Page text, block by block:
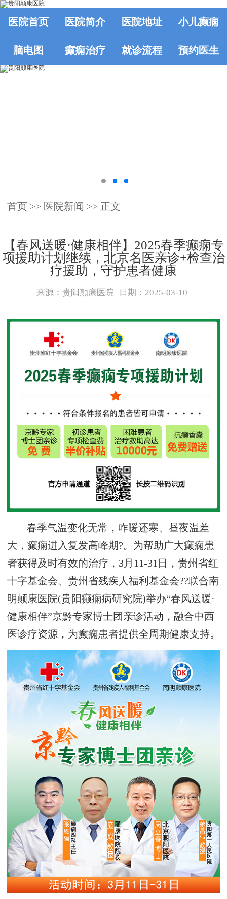
医院首页 医院简介 医院地址 小儿癫痫
脑电图 癫痫治疗 就诊流程 预约医生
首页 >> 医院新闻 >> 正文
【春风送暖·健康相伴】2025春季癫痫专
项援助计划继续，北京名医亲诊+检查治
疗援助，守护患者健康
来源：贵阳颠康医院 日期：2025-03-10
春季气温变化无常，咋暖还寒、昼夜温差
大，癫痫进入复发高峰期?。为帮助广大癫痫患
者获得及时有效的治疗，3月11-31日，贵州省红
十字基金会、贵州省残疾人福利基金会??联合南
明颠康医院(贵阳癫痫病研究院)举办“春风送暖·
健康相伴”京黔专家博士团亲诊活动，融合中西
医诊疗资源，为癫痫患者提供全周期健康支持。